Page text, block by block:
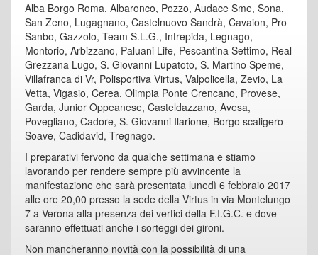
Alba Borgo Roma, Albaronco, Pozzo, Audace Sme, Sona,
San Zeno, Lugagnano, Castelnuovo Sandrà, Cavaion, Pro
Sanbo, Gazzolo, Team S.L.G., Intrepida, Legnago,
Montorio, Arbizzano, Paluani Life, Pescantina Settimo, Real
Grezzana Lugo, S. Giovanni Lupatoto, S. Martino Speme,
Villafranca di Vr, Polisportiva Virtus, Valpolicella, Zevio, La
Vetta, Vigasio, Cerea, Olimpia Ponte Crencano, Provese,
Garda, Junior Oppeanese, Casteldazzano, Avesa,
Povegliano, Cadore, S. Giovanni Ilarione, Borgo scaligero
Soave, Cadidavid, Tregnago.
I preparativi fervono da qualche settimana e stiamo
lavorando per rendere sempre più avvincente la
manifestazione che sarà presentata lunedì 6 febbraio 2017
alle ore 20,00 presso la sede della Virtus in via Montelungo
7 a Verona alla presenza dei vertici della F.I.G.C. e dove
saranno effettuati anche i sorteggi dei gironi.
Non mancheranno novità con la possibilità di una